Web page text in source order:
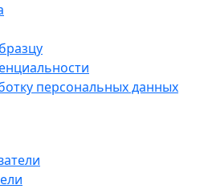
персональных данных